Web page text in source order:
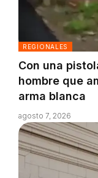
REGIONALES
Con una
hombre que
arma blanca
agosto 7, 2026